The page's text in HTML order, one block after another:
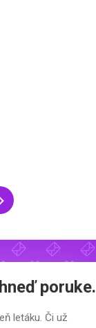
poruke.
letáku. Či už